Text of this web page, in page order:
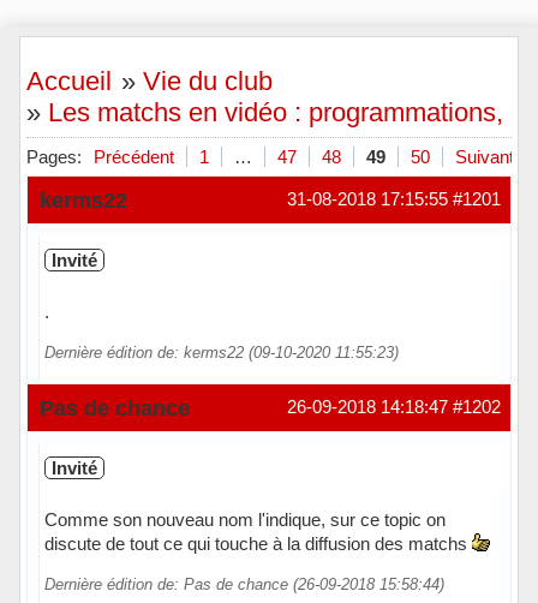
Accueil »Vie du club
» Les matchs en vidéo : programmations,
Pages: Précédent 1 … 47 48 49 50 Suivant
#1201
31-08-2018 17:15:55
kerms22
Invité
.
Dernière édition de: kerms22 (09-10-2020 11:55:23)
#1202
26-09-2018 14:18:47
Pas de chance
Invité
Comme son nouveau nom l'indique, sur ce topic on
discute de tout ce qui touche à la diffusion des matchs
Dernière édition de: Pas de chance (26-09-2018 15:58:44)